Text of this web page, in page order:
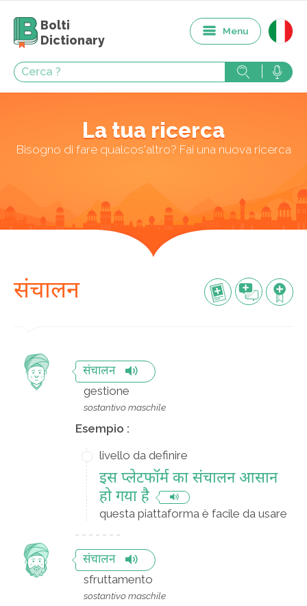
Bolti
Dictionary
Menu
La tua ricerca
Bisogno di fare qualcos'altro? Fai una nuova ricerca
संचालन
संचालन
gestione
sostantivo maschile
Esempio :
livello da definire
इस प्लेटफॉर्म का संचालन आसान
हो गया है
questa piattaforma è facile da usare
संचालन
sfruttamento
sostantivo maschile